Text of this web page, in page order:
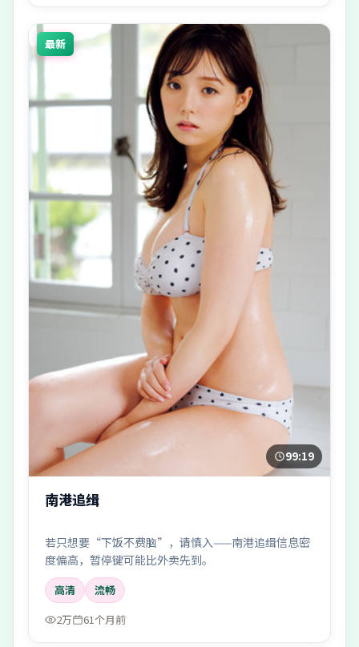
最新
99:19
南港追缉
若只想要“下饭不费脑”，请慎入——南港追缉信息密
度偏高，暂停键可能比外卖先到。
高清
流畅
2万
61个月前